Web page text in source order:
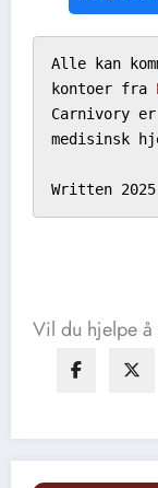
Alle kan
kontoer fra
Carnivory
medisinsk
Written
Vil du hjelpe å